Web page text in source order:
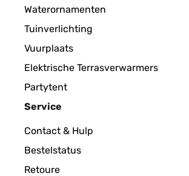
Waterornamenten
Tuinverlichting
Vuurplaats
Elektrische Terrasverwarmers
Partytent
Service
Contact & Hulp
Bestelstatus
Retoure